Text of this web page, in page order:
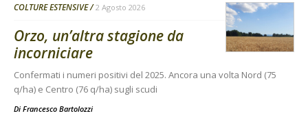
COLTURE ESTENSIVE 2 Agosto 2026
Orzo, un’altra stagione da
incorniciare
Confermati i numeri positivi del 2025. Ancora una volta Nord (75
q/ha) e Centro (76 q/ha) sugli scudi
Di Francesco Bartolozzi